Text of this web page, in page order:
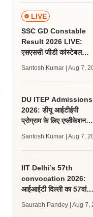
पासिंग मार्क्स
LIVE
SSC GD Constable
Result 2026 LIVE:
एसएससी जीडी कांस्टेबल
लेटेस्ट अपडेट, स्कोरकार्ड
Santosh Kumar | Aug 7,
DU ITEP Admissions
2026: डीयू आईटीईपी
प्रोग्राम के लिए एप्लीकेशन
रिजल्ट 10 अगस्त को
Santosh Kumar | Aug 7,
IIT Delhi’s 57th
convocation 2026:
आईआईटी दिल्ली का 57वां
Saurabh Pandey | Aug 7,